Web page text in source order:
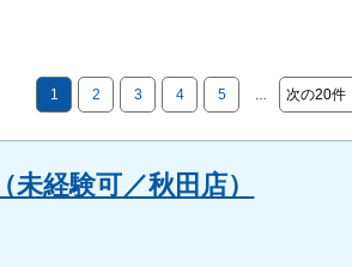
1 2 3 4 5 次の20件
経験可／秋田店）